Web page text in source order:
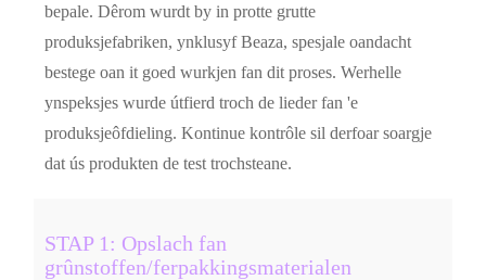
bepale. Dêrom wurdt by in protte grutte
produksjefabriken, ynklusyf Beaza, spesjale oandacht
bestege oan it goed wurkjen fan dit proses. Werhelle
ynspeksjes wurde útfierd troch de lieder fan 'e
produksjeôfdieling. Kontinue kontrôle sil derfoar soargje
dat ús produkten de test trochsteane.
STAP 1: Opslach fan
grûnstoffen/ferpakkingsmaterialen